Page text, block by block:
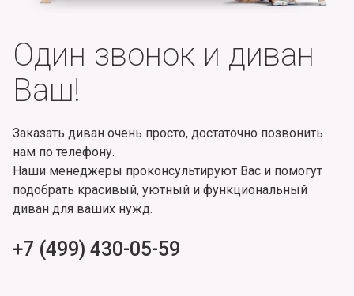
Один звонок и диван
Ваш!
Заказать диван очень просто, достаточно позвонить
нам по телефону.
Наши менеджеры проконсультируют Вас и помогут
подобрать красивый, уютный и функциональный
диван для ваших нужд.
+7 (499) 430-05-59